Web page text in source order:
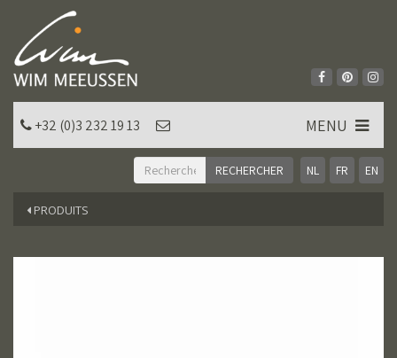
NL FR EN
+32 (0)3 232 19 13 MENU
PRODUITS